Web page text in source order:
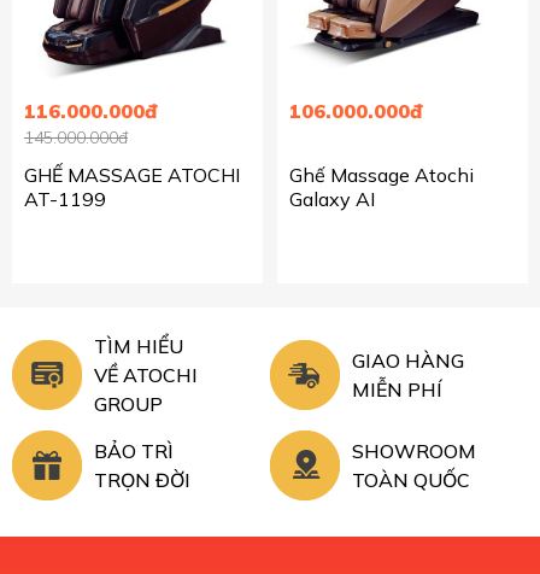
116.000.000đ
145.000.000đ
GHẾ MASSAGE ATOCHI
AT-1199
106.000.000đ
Ghế Massage Atochi
Galaxy AI
TÌM HIỂU
VỀ ATOCHI
GROUP
GIAO HÀNG
MIỄN PHÍ
BẢO TRÌ
TRỌN ĐỜI
SHOWROOM
TOÀN QUỐC